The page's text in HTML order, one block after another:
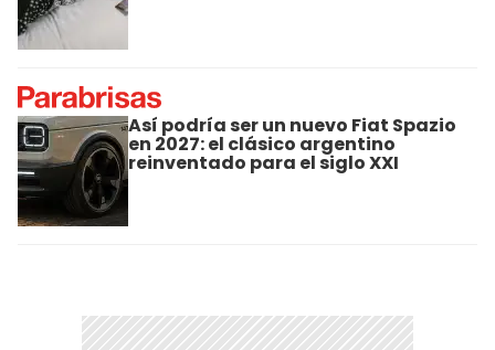
Así podría ser un nuevo Fiat Spazio
en 2027: el clásico argentino
reinventado para el siglo XXI